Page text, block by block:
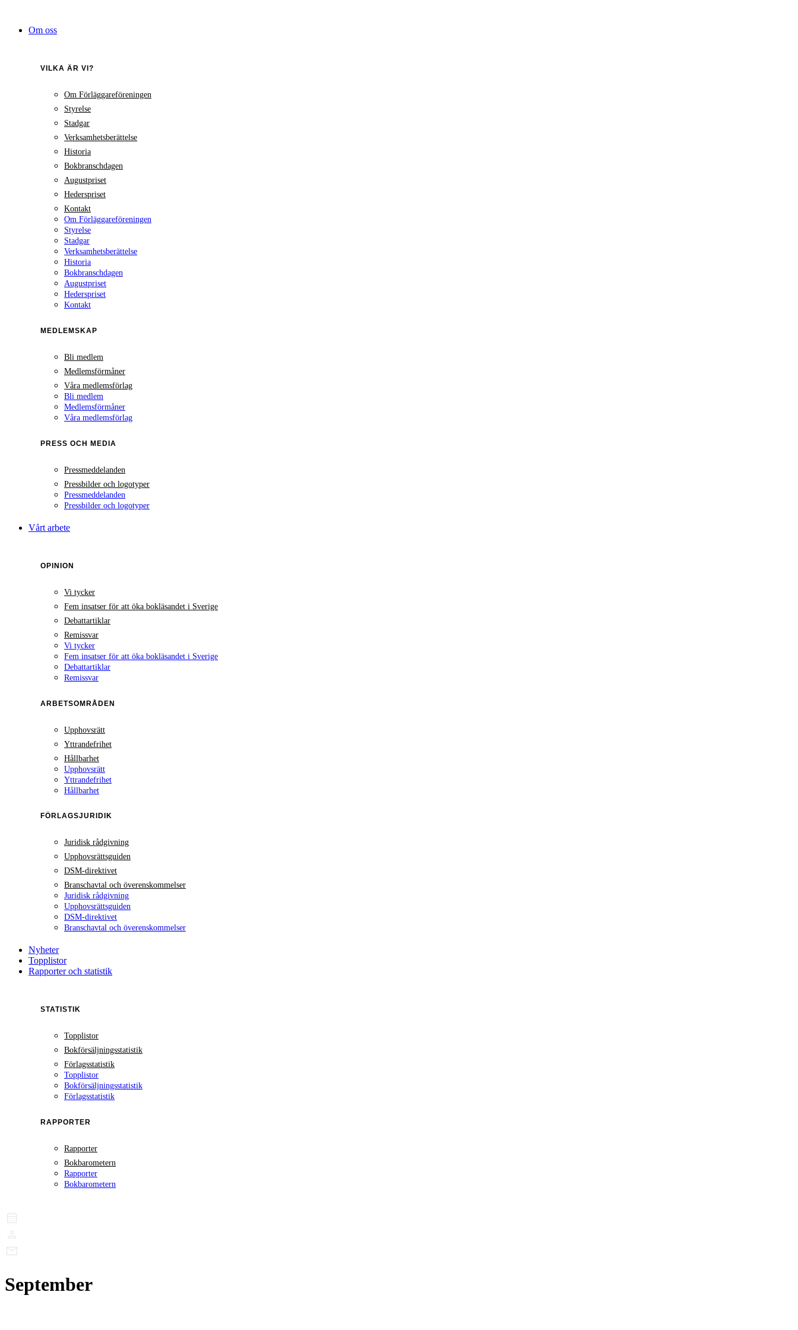
innehållOm oss
VILKA ÄR VI?
Om Förläggareföreningen
Styrelse
Stadgar
Verksamhetsberättelse
Historia
Bokbranschdagen
Augustpriset
Hederspriset
Kontakt
Om Förläggareföreningen
Styrelse
Stadgar
Verksamhetsberättelse
Historia
Bokbranschdagen
Augustpriset
Hederspriset
Kontakt
MEDLEMSKAP
Bli medlem
Medlemsförmåner
Våra medlemsförlag
Bli medlem
Medlemsförmåner
Våra medlemsförlag
PRESS OCH MEDIA
Pressmeddelanden
Pressbilder och logotyper
Pressmeddelanden
Pressbilder och logotyper
Vårt arbete
OPINION
Vi tycker
Fem insatser för att öka bokläsandet i Sverige
Debattartiklar
Remissvar
Vi tycker
Fem insatser för att öka bokläsandet i Sverige
Debattartiklar
Remissvar
ARBETSOMRÅDEN
Upphovsrätt
Yttrandefrihet
Hållbarhet
Upphovsrätt
Yttrandefrihet
Hållbarhet
FÖRLAGSJURIDIK
Juridisk rådgivning
Upphovsrättsguiden
DSM-direktivet
Branschavtal och överenskommelser
Juridisk rådgivning
Upphovsrättsguiden
DSM-direktivet
Branschavtal och överenskommelser
Nyheter
Topplistor
Rapporter och statistik
STATISTIK
Topplistor
Bokförsäljningsstatistik
Förlagsstatistik
Topplistor
Bokförsäljningsstatistik
Förlagsstatistik
RAPPORTER
Rapporter
Bokbarometern
Rapporter
Bokbarometern
September